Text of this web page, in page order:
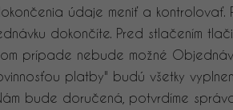
údaje meniť a kontrolovať.
dokončíte. Pred stlačením
prípade nebude možné
platby" budú všetky
bude doručená, potvrdíme